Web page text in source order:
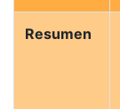
Resumen